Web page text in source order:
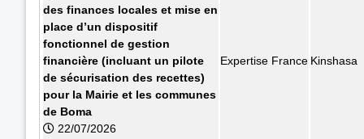
des finances locales et mise en
place d’un dispositif
fonctionnel de gestion
financière (incluant un pilote
de sécurisation des recettes)
pour la Mairie et les communes
de Boma
22/07/2026
Expertise France Kinshasa